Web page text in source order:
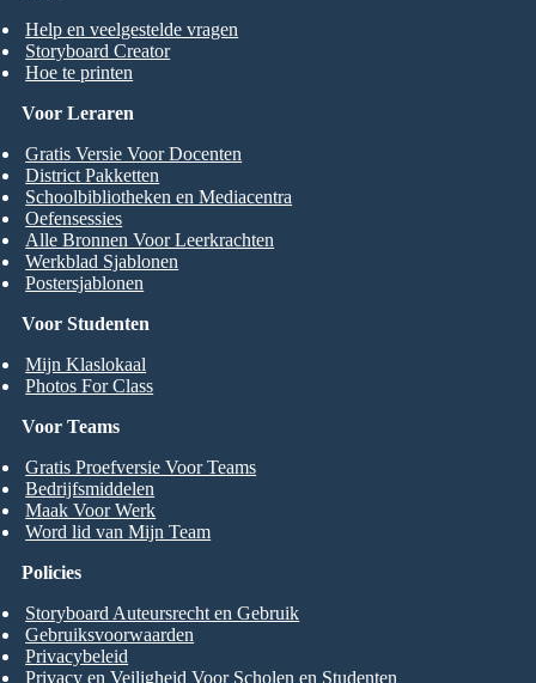
Help en veelgestelde vragen
Storyboard Creator
Hoe te printen
Voor Studenten
Mijn Klaslokaal
Photos For Class
Voor Leraren
Gratis Versie Voor Docenten
District Pakketten
Schoolbibliotheken en Mediacentra
Oefensessies
Alle Bronnen Voor Leerkrachten
Werkblad Sjablonen
Postersjablonen
Voor Teams
Gratis Proefversie Voor Teams
Bedrijfsmiddelen
Maak Voor Werk
Word lid van Mijn Team
Policies
Storyboard Auteursrecht en Gebruik
Gebruiksvoorwaarden
Privacybeleid
Privacy en Veiligheid Voor Scholen en Studenten